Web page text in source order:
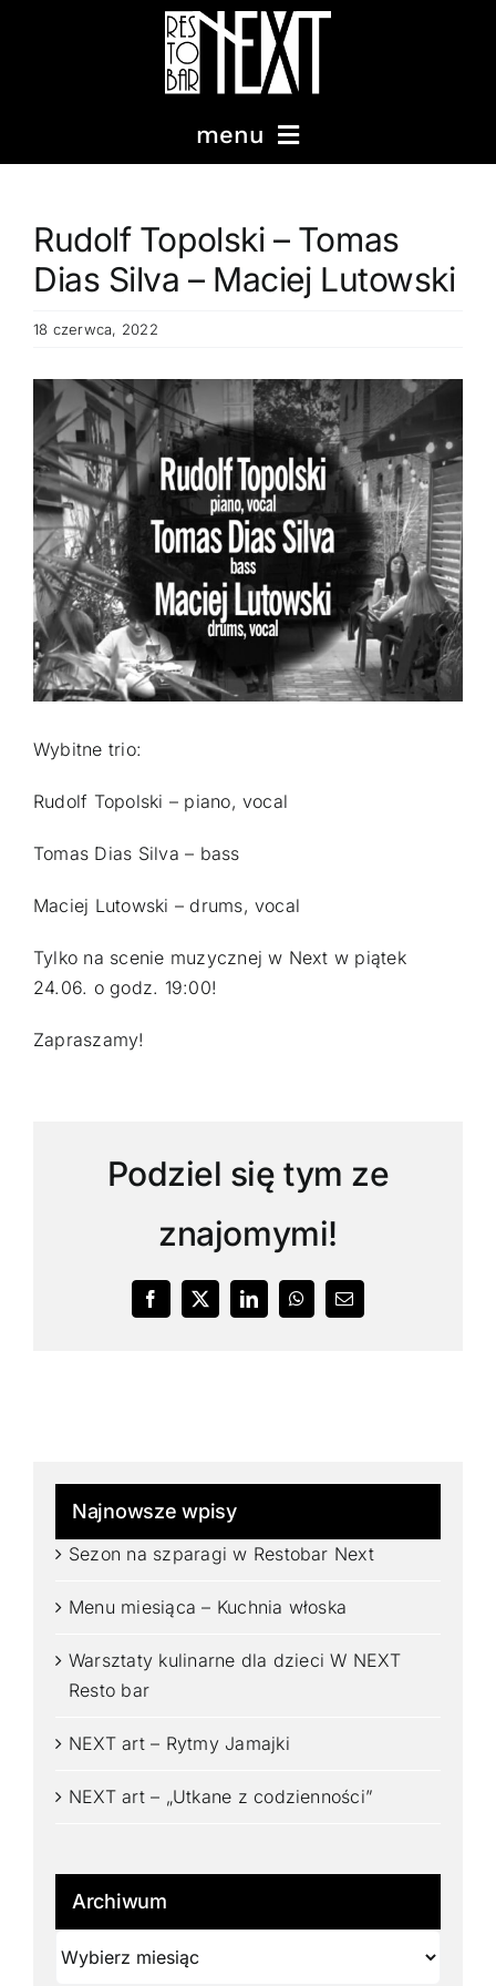
menu
KOKTAJLE
WYDARZENIA
PODRÓŻE
GALERIA
KONTAKT
Rudolf Topolski – Tomas
Dias Silva – Maciej Lutowski
18 czerwca, 2022
Pokaż
większy
obrazek
Wybitne trio:
Rudolf Topolski – piano, vocal
Tomas Dias Silva – bass
Maciej Lutowski – drums, vocal
Tylko na scenie muzycznej w Next w piątek
24.06. o godz. 19:00!
Zapraszamy!
Podziel się tym ze
znajomymi!
Facebook
X LinkedInWhatsApp
Email
Najnowsze wpisy
Sezon na szparagi w Restobar Next
Menu miesiąca – Kuchnia włoska
Warsztaty kulinarne dla dzieci W NEXT
Resto bar
NEXT art – Rytmy Jamajki
NEXT art – „Utkane z codzienności”
Archiwum